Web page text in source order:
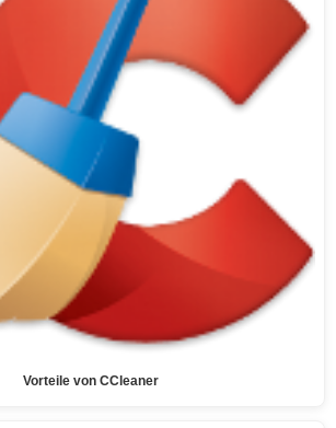
Vorteile von CCleaner